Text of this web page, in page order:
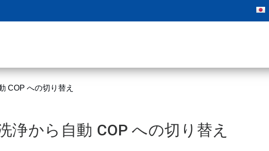
COP への切り替え
浄から自動 COP への切り替え